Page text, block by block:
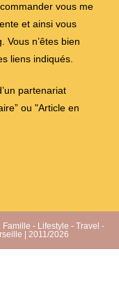
vous me
et ainsi vous
Vous n’êtes bien
liens indiqués.
partenariat
ou "Article en
- Lifestyle - Travel -
| 2011/2026